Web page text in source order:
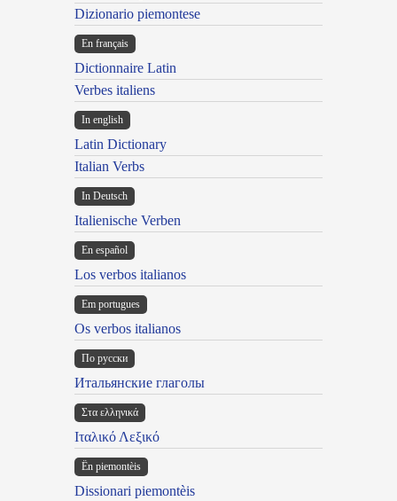
Dizionario piemontese
En français
Dictionnaire Latin
Verbes italiens
In english
Latin Dictionary
Italian Verbs
In Deutsch
Italienische Verben
En español
Los verbos italianos
Em portugues
Os verbos italianos
По русски
Итальянские глаголы
Στα ελληνικά
Ιταλικό Λεξικό
Ën piemontèis
Dissionari piemontèis